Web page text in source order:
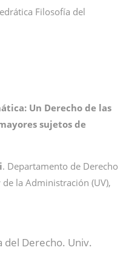
Filosofía del
Un Derecho de las
sujetos de
. Departamento de Derecho
la Administración (UV),
del Derecho. Univ.